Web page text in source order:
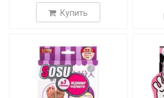
Купить